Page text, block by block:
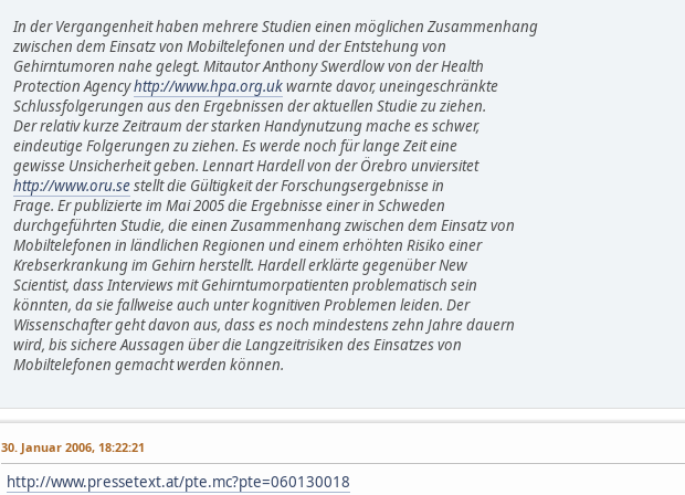
In der Vergangenheit haben mehrere Studien einen möglichen Zusammenhang
zwischen dem Einsatz von Mobiltelefonen und der Entstehung von
Gehirntumoren nahe gelegt. Mitautor Anthony Swerdlow von der Health
Protection Agencyhttp://www.hpa.org.ukwarnte davor, uneingeschränkte
Schlussfolgerungen aus den Ergebnissen der aktuellen Studie zu ziehen.
Der relativ kurze Zeitraum der starken Handynutzung mache es schwer,
eindeutige Folgerungen zu ziehen. Es werde noch für lange Zeit eine
gewisse Unsicherheit geben. Lennart Hardell von der Örebro unviersitet
http://www.oru.sestellt die Gültigkeit der Forschungsergebnisse in
Frage. Er publizierte im Mai 2005 die Ergebnisse einer in Schweden
durchgeführten Studie, die einen Zusammenhang zwischen dem Einsatz von
Mobiltelefonen in ländlichen Regionen und einem erhöhten Risiko einer
Krebserkrankung im Gehirn herstellt. Hardell erklärte gegenüber New
Scientist, dass Interviews mit Gehirntumorpatienten problematisch sein
könnten, da sie fallweise auch unter kognitiven Problemen leiden. Der
Wissenschafter geht davon aus, dass es noch mindestens zehn Jahre dauern
wird, bis sichere Aussagen über die Langzeitrisiken des Einsatzes von
Mobiltelefonen gemacht werden können.
30. Januar 2006, 18:22:21
http://www.pressetext.at/pte.mc?pte=060130018